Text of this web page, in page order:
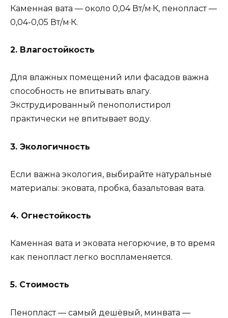
Каменная вата — около 0,04 Вт/м·К, пенопласт —
0,04-0,05 Вт/м·К.
2. Влагостойкость
Для влажных помещений или фасадов важна
способность не впитывать влагу.
Экструдированный пенополистирол
практически не впитывает воду.
3. Экологичность
Если важна экология, выбирайте натуральные
материалы: эковата, пробка, базальтовая вата.
4. Огнестойкость
Каменная вата и эковата негорючие, в то время
как пенопласт легко воспламеняется.
5. Стоимость
Пенопласт — самый дешёвый, минвата —